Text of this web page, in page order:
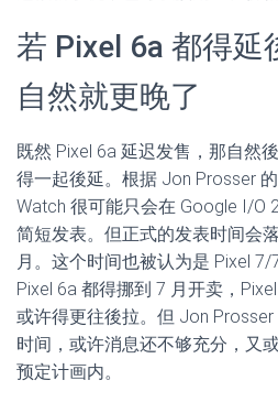
若 Pixel 6a 都得延
自然就更晚了
既然 Pixel 6a 延迟发售，那自然
得一起後延。根据 Jon Prosser
Watch 很可能只会在 Google I/O
简短发表。但正式的发表时间会
月。这个时间也被认为是 Pixel
Pixel 6a 都得挪到 7 月开卖，
或许得更往後拉。但 Jon
时间，或许消息还不够充分，又
预定计画内。